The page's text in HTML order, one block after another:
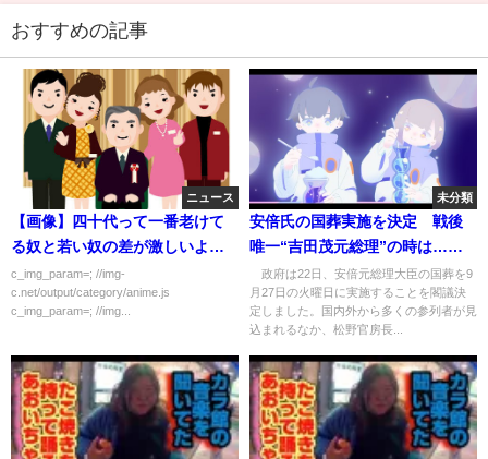
おすすめの記事
ニュース
【画像】四十代って一番老けて
る奴と若い奴の差が激しいよな
ｗｗｗｗｗ
c_img_param=; //img-
c.net/output/category/anime.js
c_img_param=; //img...
未分類
安倍氏の国葬実施を決定 戦後
唯一“吉田茂元総理”の時は…
(2022年7月22日)
政府は22日、安倍元総理大臣の国葬を9
月27日の火曜日に実施することを閣議決
定しました。国内外から多くの参列者が見
込まれるなか、松野官房長...